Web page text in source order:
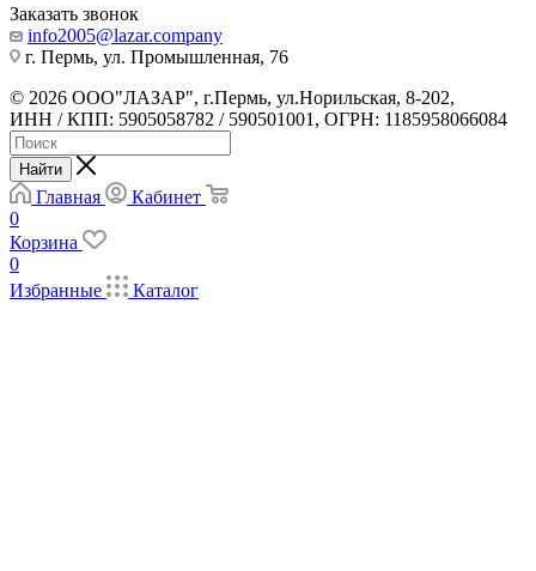
Заказать звонок
info2005@lazar.company
г. Пермь, ул. Промышленная, 76
© 2026 ООО"ЛАЗАР", г.Пермь, ул.Норильская, 8-202,
ИНН / КПП: 5905058782 / 590501001, ОГРН: 1185958066084
Найти
Главная
Кабинет
0
Корзина
0
Избранные
Каталог